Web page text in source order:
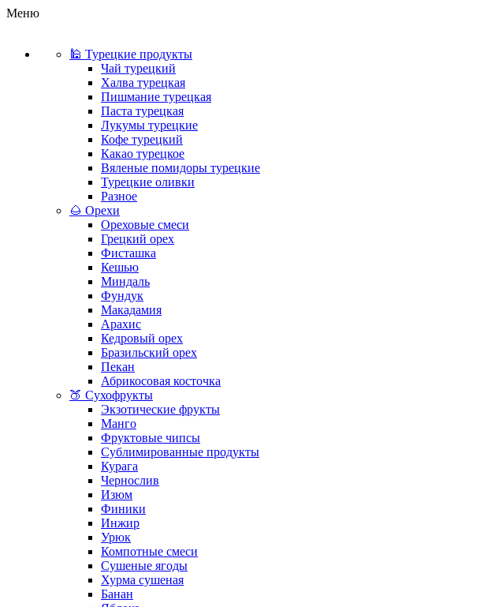
Меню
🕌 Турецкие продукты
Чай турецкий
Халва турецкая
Пишмание турецкая
Паста турецкая
Лукумы турецкие
Кофе турецкий
Какао турецкое
Вяленые помидоры турецкие
Турецкие оливки
Разное
🌰 Орехи
Ореховые смеси
Грецкий орех
Фисташка
Кешью
Миндаль
Фундук
Макадамия
Арахис
Кедровый орех
Бразильский орех
Пекан
Абрикосовая косточка
🍑 Сухофрукты
Экзотические фрукты
Манго
Фруктовые чипсы
Сублимированные продукты
Курага
Чернослив
Изюм
Финики
Инжир
Урюк
Компотные смеси
Сушеные ягоды
Хурма сушеная
Банан